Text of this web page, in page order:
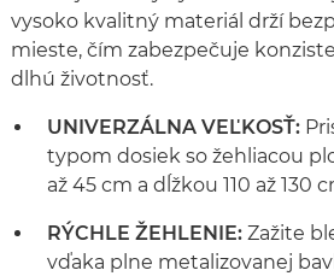
vysoko kvalitný materiál drží
mieste, čím zabezpečuje
dlhú životnosť.
UNIVERZÁLNA VEĽKOSŤ:
typom dosiek so žehliacou
až 45 cm a dĺžkou 110 až 130
RÝCHLE ŽEHLENIE: Zažite
vďaka plne metalizovanej